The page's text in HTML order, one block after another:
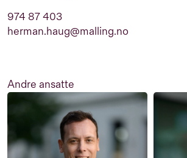
974 87 403
herman.haug@malling.no
Andre ansatte